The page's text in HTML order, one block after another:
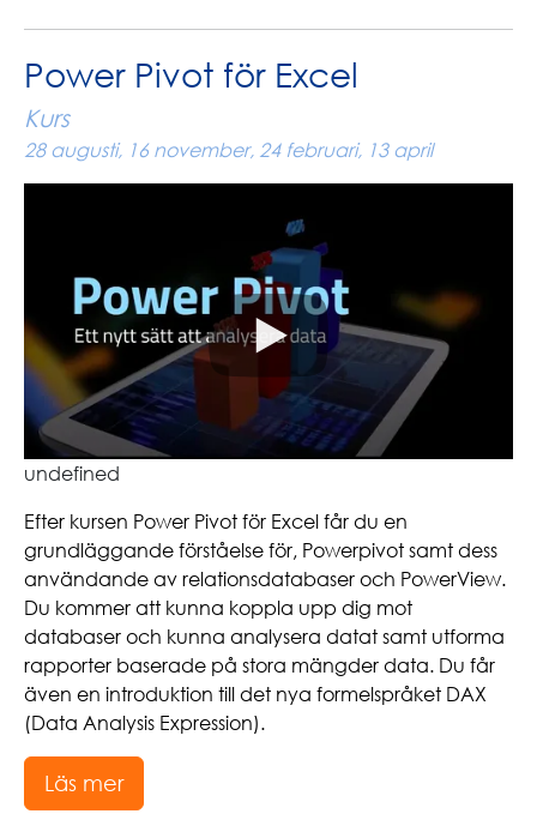
Power Pivot för Excel
Kurs
28 augusti, 16 november, 24 februari, 13 april
undefined
Efter kursen Power Pivot för Excel får du en
grundläggande förståelse för, Powerpivot samt dess
användande av relationsdatabaser och PowerView.
Du kommer att kunna koppla upp dig mot
databaser och kunna analysera datat samt utforma
rapporter baserade på stora mängder data. Du får
även en introduktion till det nya formelspråket DAX
(Data Analysis Expression).
Läs mer